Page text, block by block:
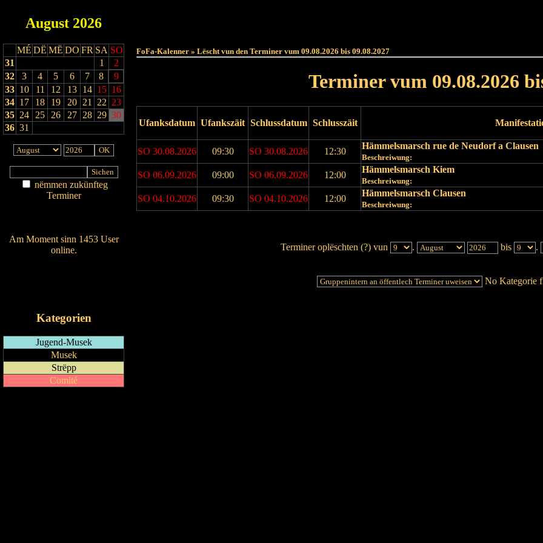
August 2026
MÉ DË MË DO FR SA SO
31
1
2
32
3 4 5 6 7 8
9
33 10 11 12 13 14 15 16
34 17 18 19 20 21 22 23
35 24 25 26 27 28 29 30
36 31
nëmmen zukünfteg
Terminer
Am Moment sinn 1453 User
online.
Kategorien
Jugend-Musek
Musek
Strëpp
Comité
FoFa-Kalenner » Lëscht vun den Terminer vum 09.08.2026 bis 09.08.2027
Terminer vum 09.08.2026
Ufanksdatum Ufankszäit Schlussdatum Schlusszäit
SO 30.08.2026 09:30 SO 30.08.2026 12:30
Hämmelsmarsch rue de Neudorf a Clausen
Beschreiwung:
SO 06.09.2026 09:00 SO 06.09.2026 12:00
Hämmelsmarsch Kiem
Beschreiwung:
SO 04.10.2026 09:30 SO 04.10.2026 12:00
Hämmelsmarsch Clausen
Beschreiwung:
Terminer oplëschten (?) vun . bis .
No Kategorie